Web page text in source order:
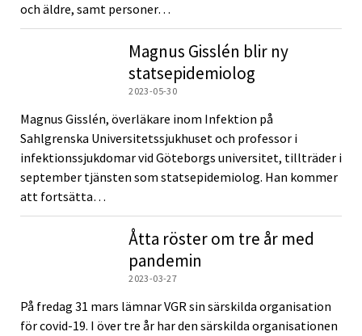
och äldre, samt personer…
Magnus Gisslén blir ny
statsepidemiolog
2023-05-30
Magnus Gisslén, överläkare inom Infektion på
Sahlgrenska Universitetssjukhuset och professor i
infektionssjukdomar vid Göteborgs universitet, tillträder i
september tjänsten som statsepidemiolog. Han kommer
att fortsätta…
Åtta röster om tre år med
pandemin
2023-03-27
På fredag 31 mars lämnar VGR sin särskilda organisation
för covid-19. I över tre år har den särskilda organisationen